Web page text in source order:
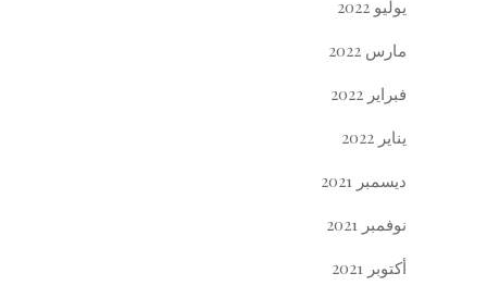
يوليو 2022
مارس 2022
فبراير 2022
يناير 2022
ديسمبر 2021
نوفمبر 2021
أكتوبر 2021